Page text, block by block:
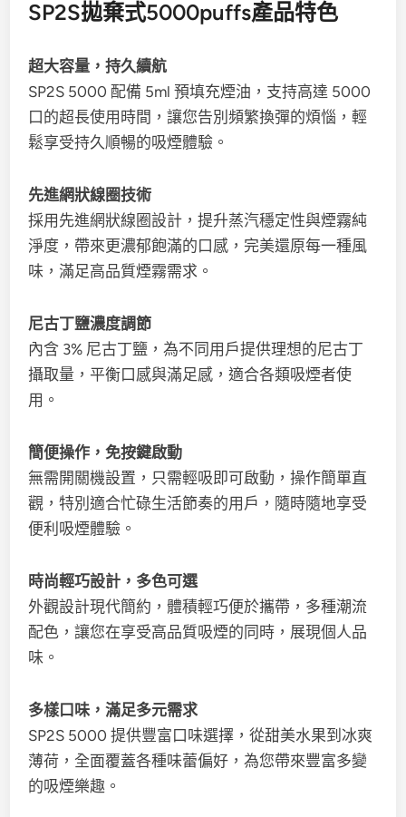
SP2S拋棄式5000puffs產品特色
超大容量，持久續航
SP2S 5000 配備 5ml 預填充煙油，支持高達 5000
口的超長使用時間，讓您告別頻繁換彈的煩惱，輕
鬆享受持久順暢的吸煙體驗。
先進網狀線圈技術
採用先進網狀線圈設計，提升蒸汽穩定性與煙霧純
淨度，帶來更濃郁飽滿的口感，完美還原每一種風
味，滿足高品質煙霧需求。
尼古丁鹽濃度調節
內含 3% 尼古丁鹽，為不同用戶提供理想的尼古丁
攝取量，平衡口感與滿足感，適合各類吸煙者使
用。
簡便操作，免按鍵啟動
無需開關機設置，只需輕吸即可啟動，操作簡單直
觀，特別適合忙碌生活節奏的用戶，隨時隨地享受
便利吸煙體驗。
時尚輕巧設計，多色可選
外觀設計現代簡約，體積輕巧便於攜帶，多種潮流
配色，讓您在享受高品質吸煙的同時，展現個人品
味。
多樣口味，滿足多元需求
SP2S 5000 提供豐富口味選擇，從甜美水果到冰爽
薄荷，全面覆蓋各種味蕾偏好，為您帶來豐富多變
的吸煙樂趣。